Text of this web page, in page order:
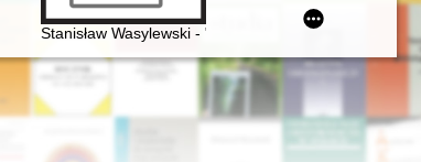
Politechniczne Polskie w Paryżu. Nieznana
Stanisław Wasylewski - "opolanin z wyboru" o